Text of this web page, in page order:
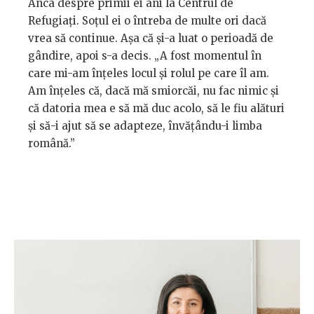
Anca despre primii ei ani la Centrul de
Refugiați. Soțul ei o întreba de multe ori dacă
vrea să continue. Așa că și-a luat o perioadă de
gândire, apoi s-a decis. „A fost momentul în
care mi-am înțeles locul și rolul pe care îl am.
Am înțeles că, dacă mă smiorcăi, nu fac nimic și
că datoria mea e să mă duc acolo, să le fiu alături
și să-i ajut să se adapteze, învățându-i limba
română.”